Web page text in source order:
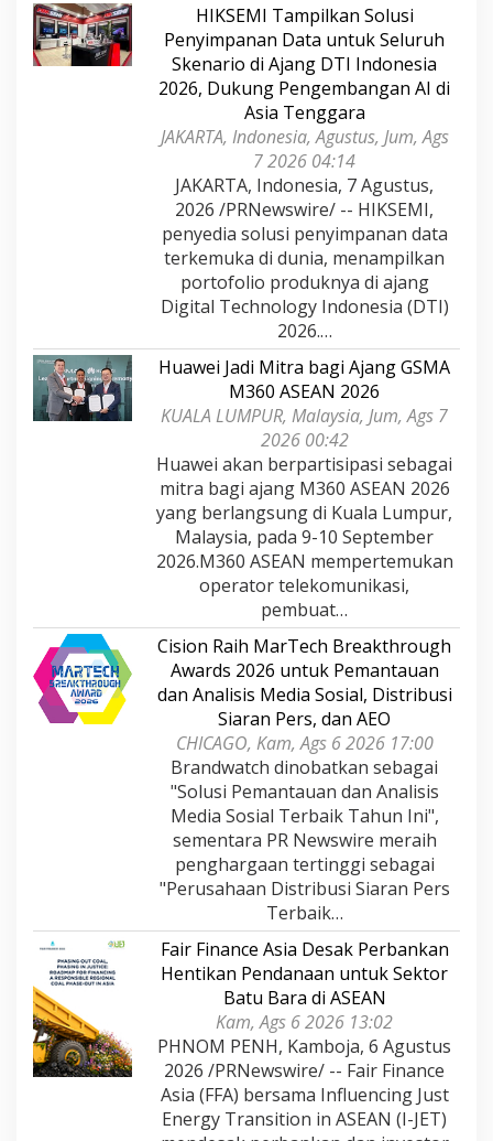
HIKSEMI Tampilkan Solusi
Penyimpanan Data untuk Seluruh
Skenario di Ajang DTI Indonesia
2026, Dukung Pengembangan AI di
Asia Tenggara
JAKARTA, Indonesia, Agustus, Jum, Ags
7 2026 04:14
JAKARTA, Indonesia, 7 Agustus,
2026 /PRNewswire/ -- HIKSEMI,
penyedia solusi penyimpanan data
terkemuka di dunia, menampilkan
portofolio produknya di ajang
Digital Technology Indonesia (DTI)
2026.…
Huawei Jadi Mitra bagi Ajang GSMA
M360 ASEAN 2026
KUALA LUMPUR, Malaysia, Jum, Ags 7
2026 00:42
Huawei akan berpartisipasi sebagai
mitra bagi ajang M360 ASEAN 2026
yang berlangsung di Kuala Lumpur,
Malaysia, pada 9-10 September
2026.M360 ASEAN mempertemukan
operator telekomunikasi,
pembuat…
Cision Raih MarTech Breakthrough
Awards 2026 untuk Pemantauan
dan Analisis Media Sosial, Distribusi
Siaran Pers, dan AEO
CHICAGO, Kam, Ags 6 2026 17:00
Brandwatch dinobatkan sebagai
"Solusi Pemantauan dan Analisis
Media Sosial Terbaik Tahun Ini",
sementara PR Newswire meraih
penghargaan tertinggi sebagai
"Perusahaan Distribusi Siaran Pers
Terbaik…
Fair Finance Asia Desak Perbankan
Hentikan Pendanaan untuk Sektor
Batu Bara di ASEAN
Kam, Ags 6 2026 13:02
PHNOM PENH, Kamboja, 6 Agustus
2026 /PRNewswire/ -- Fair Finance
Asia (FFA) bersama Influencing Just
Energy Transition in ASEAN (I-JET)